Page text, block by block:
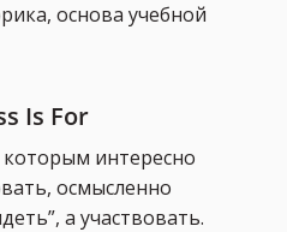
основа учебной
Is For
которым интересно
осмысленно
а участвовать.